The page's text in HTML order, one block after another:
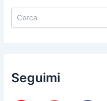
Cerca
Seguimi